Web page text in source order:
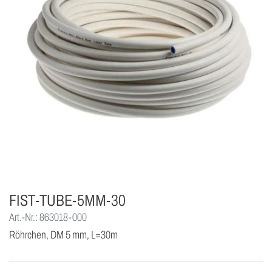
FIST-TUBE-5MM-30
Art.-Nr.: 863018-000
Röhrchen, DM 5 mm, L=30m